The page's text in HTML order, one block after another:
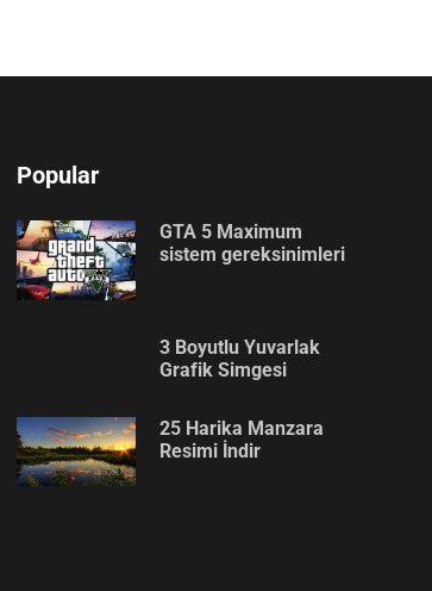
Popular
GTA 5 Maximum
sistem gereksinimleri
3 Boyutlu Yuvarlak
Grafik Simgesi
25 Harika Manzara
Resimi İndir